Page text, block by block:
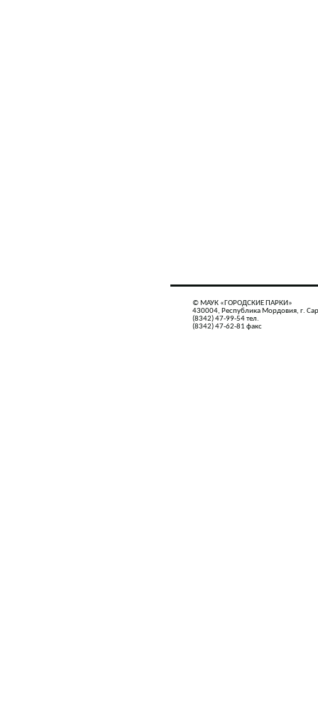
© МАУК «ГОРОДСКИЕ ПАРКИ»
430004, Республика Мордовия, г.
(8342) 47-99-54 тел.
(8342) 47-62-81 факс